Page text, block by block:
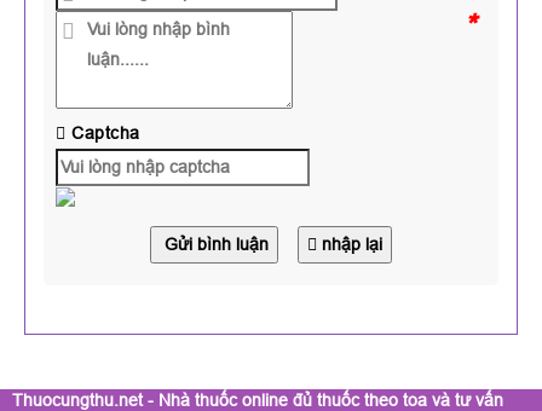
*
Captcha
Gửi bình luận nhập lại
Thuocungthu.net - Nhà thuốc online đủ thuốc theo toa và tư vấn